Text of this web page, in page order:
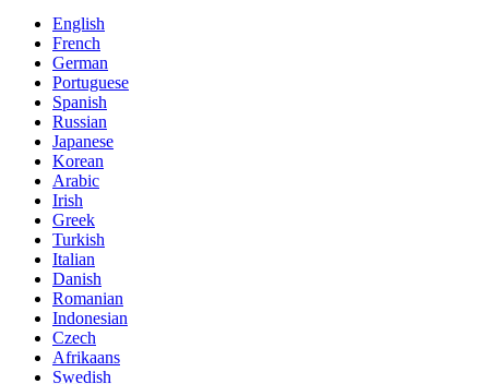
English
French
German
Portuguese
Spanish
Russian
Japanese
Korean
Arabic
Irish
Greek
Turkish
Italian
Danish
Romanian
Indonesian
Czech
Afrikaans
Swedish